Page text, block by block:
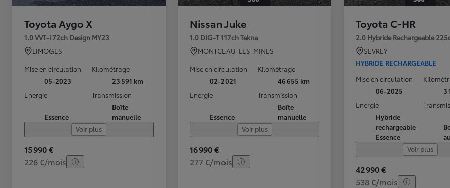
Toyota Aygo X
1.0 VVT-i 72ch Design MY23
LIMOGES
Mise en circulation
05-2023
Kilométrage
23 591 km
Energie
Essence
Transmission
Boîte
manuelle
Voir plus
15 990 €
226 €/mois
Nissan Juke
1.0 DIG-T 117ch Tekna
MONTCEAU-LES-MINES
Mise en circulation
02-2021
Kilométrage
46 655 km
Energie
Essence
Transmission
Boîte
manuelle
Voir plus
16 990 €
277 €/mois
Toyota C-HR
2.0 Hybride Rechargeable
SEVREY
HYBRIDE RECHARGEABLE
Mise en circulation
06-2025
3
Energie
Hybride
rechargeable
Essence
Voir plus
42 990 €
538 €/mois